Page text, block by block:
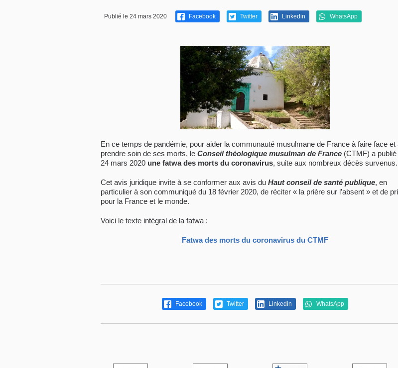
Publié le 24 mars 2020 Facebook Twitter Linkedin WhatsApp
En ce temps de pandémie, pour aider la communauté musulmane de France à faire face et
prendre soin de ses morts, le Conseil théologique musulman de France (CTMF) a publié
24 mars 2020 une fatwa des morts du coronavirus, suite aux nombreux décès survenus.
Cet avis juridique invite à se conformer aux avis du Haut conseil de santé publique, en
particulier à son communiqué du 18 février 2020, de réciter « la prière sur l’absent » et de
pour la France et le monde.
Voici le texte intégral de la fatwa :
Fatwa des morts du coronavirus du CTMF
Facebook Twitter Linkedin WhatsApp